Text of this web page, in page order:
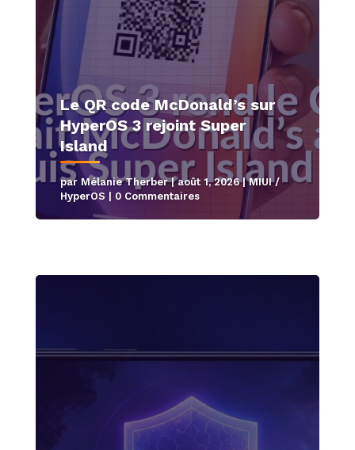
Le QR code McDonald’s sur
HyperOS 3 rejoint Super
Island
par Mélanie Therber|août 1, 2026|MIUI /
HyperOS | 0 Commentaires